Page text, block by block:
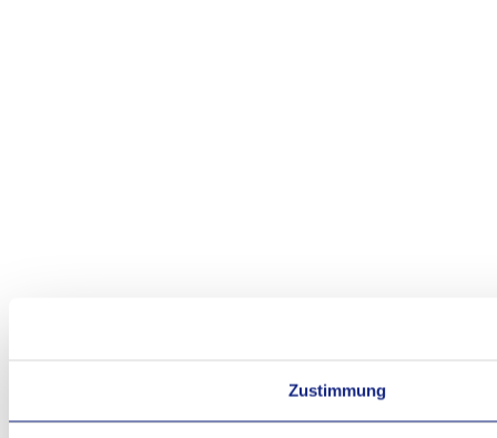
Zustimmung